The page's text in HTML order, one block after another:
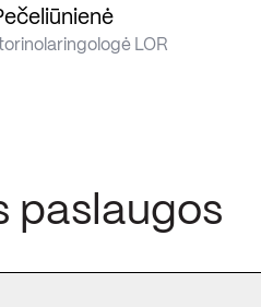
LOR
paslaugos